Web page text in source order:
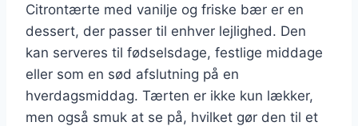
Citrontærte med vanilje og friske bær er en
dessert, der passer til enhver lejlighed. Den
kan serveres til fødselsdage, festlige middage
eller som en sød afslutning på en
hverdagsmiddag. Tærten er ikke kun lækker,
men også smuk at se på, hvilket gør den til et